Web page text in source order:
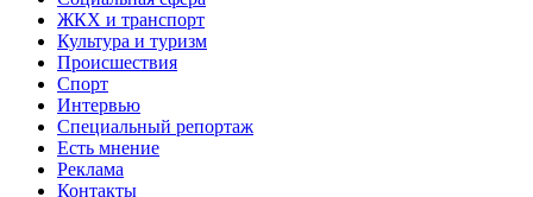
ЖКХ и транспорт
Культура и туризм
Происшествия
Спорт
Интервью
Специальный репортаж
Есть мнение
Реклама
Контакты